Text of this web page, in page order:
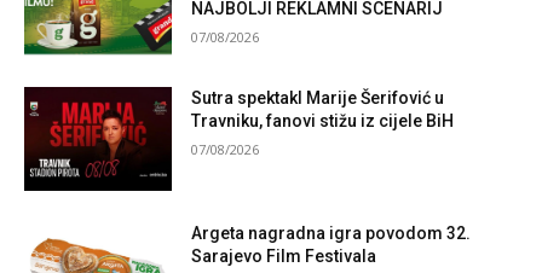
NAJBOLJI REKLAMNI SCENARIJ
07/08/2026
Sutra spektakl Marije Šerifović u
Travniku, fanovi stižu iz cijele BiH
07/08/2026
Argeta nagradna igra povodom 32.
Sarajevo Film Festivala